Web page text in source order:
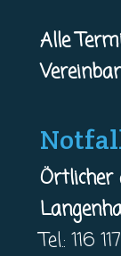
Alle
Örtlicher
Tel.: 116 117